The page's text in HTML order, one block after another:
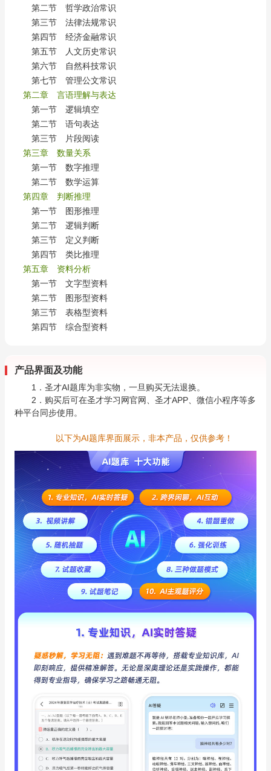
第二节 哲学政治常识
第三节 法律法规常识
第四节 经济金融常识
第五节 人文历史常识
第六节 自然科技常识
第七节 管理公文常识
第二章 言语理解与表达
第一节 逻辑填空
第二节 语句表达
第三节 片段阅读
第三章 数量关系
第一节 数字推理
第二节 数学运算
第四章 判断推理
第一节 图形推理
第二节 逻辑判断
第三节 定义判断
第四节 类比推理
第五章 资料分析
第一节 文字型资料
第二节 图形型资料
第三节 表格型资料
第四节 综合型资料
产品界面及功能
1．圣才AI题库为非实物，一旦购买无法退换。
2．购买后可在圣才学习网官网、圣才APP、微信小程序等多
种平台同步使用。
以下为AI题库界面展示，非本产品，仅供参考！